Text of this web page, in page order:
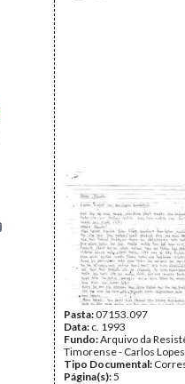
Pasta:07153.097
Data: c. 1993
Fundo:Arquivo da
Timorense - Carlos Lopes
Tipo Documental:
Página(s):5